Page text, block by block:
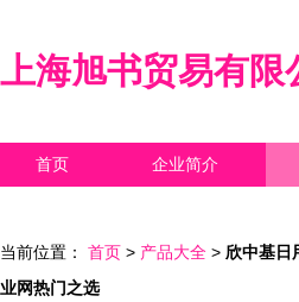
上海旭书贸易有限
首页 企业简介
当前位置： 首页 > 产品大全 > 欣中基日
业网热门之选